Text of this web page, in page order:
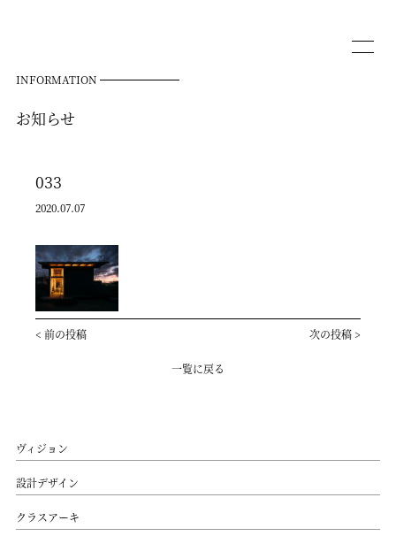
INFORMATION
お知らせ
033
2020.07.07
< 前の投稿 次の投稿 >
一覧に戻る
ヴィジョン
設計デザイン
クラスアーキ